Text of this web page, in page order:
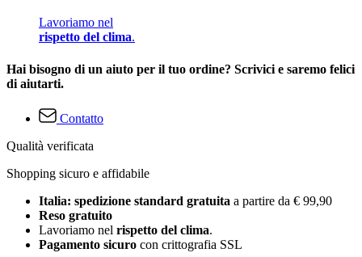
Lavoriamo nel
rispetto del clima.
Hai bisogno di un aiuto per il tuo ordine? Scrivici e saremo felici
di aiutarti.
Contatto
Qualità verificata
Shopping sicuro e affidabile
Italia: spedizione standard gratuita a partire da € 99,90
Reso gratuito
Lavoriamo nel rispetto del clima.
Pagamento sicuro con crittografia SSL